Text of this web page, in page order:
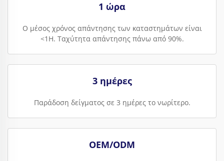
1 ώρα
Ο μέσος χρόνος απάντησης των καταστημάτων είναι
<1H. Ταχύτητα απάντησης πάνω από 90%.
3 ημέρες
Παράδοση δείγματος σε 3 ημέρες το νωρίτερο.
OEM/ODM